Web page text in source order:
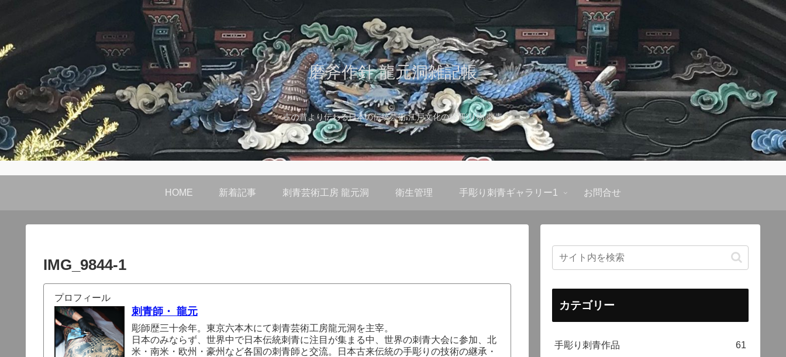
磨斧作針 龍元洞雑記帳
古の昔より伝わる日本の伝統芸術 江戸文化の粋 彫り物 刺青
HOME 新着記事 刺青芸術工房 龍元洞 衛生管理 手彫り刺青ギャラリー1 お問合せ
IMG_9844-1
プロフィール
刺青師・ 龍元
彫師歴三十余年。東京六本木にて刺青芸術工房龍元洞を主宰。
日本のみならず、世界中で日本伝統刺青に注目が集まる中、世界の刺青大会に参加、北
米・南米・欧州・豪州など各国の刺青師と交流。日本古来伝統の手彫りの技術の継承・
カテゴリー
手彫り刺青作品 61